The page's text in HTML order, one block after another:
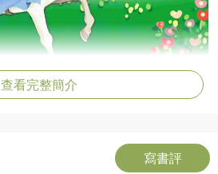
查看完整簡介
寫書評